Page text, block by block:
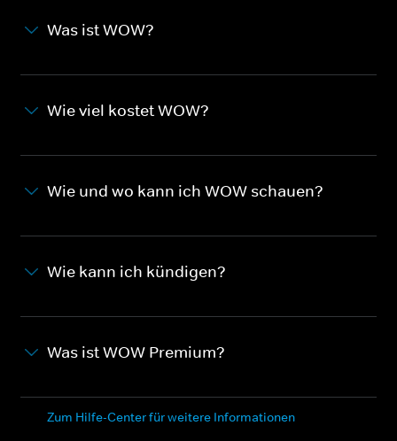
Was ist WOW?
Wie viel kostet WOW?
Wie und wo kann ich WOW schauen?
Wie kann ich kündigen?
Was ist WOW Premium?
Zum Hilfe-Center für weitere Informationen